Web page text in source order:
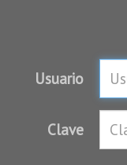
Usuario
Clave